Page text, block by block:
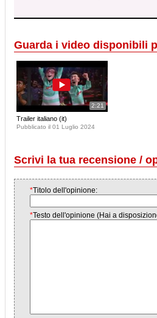
Guarda i video disponibili
2:21
Trailer italiano (it)
Pubblicato il 01 Luglio 2024
Scrivi la tua recensione /
*Titolo dell'opinione:
*Testo dell'opinione (Hai a